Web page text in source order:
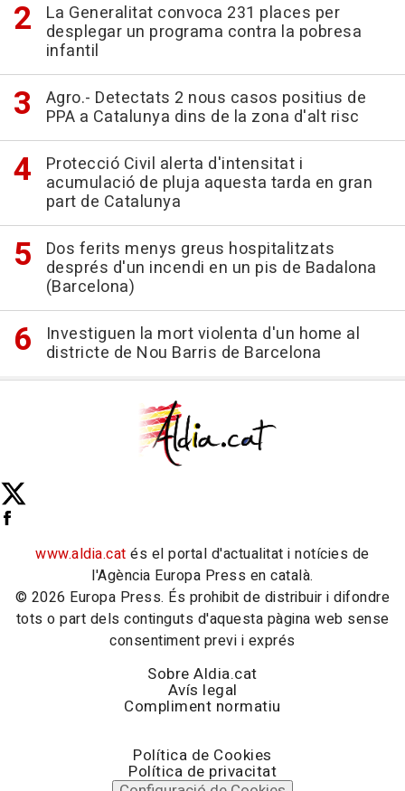
La Generalitat convoca 231 places per
desplegar un programa contra la pobresa
infantil
Agro.- Detectats 2 nous casos positius de
PPA a Catalunya dins de la zona d'alt risc
Protecció Civil alerta d'intensitat i
acumulació de pluja aquesta tarda en gran
part de Catalunya
Dos ferits menys greus hospitalitzats
després d'un incendi en un pis de Badalona
(Barcelona)
Investiguen la mort violenta d'un home al
districte de Nou Barris de Barcelona
www.aldia.cat és el portal d'actualitat i notícies de
l'Agència Europa Press en català.
© 2026 Europa Press. És prohibit de distribuir i difondre
tots o part dels continguts d'aquesta pàgina web sense
consentiment previ i exprés
Sobre Aldia.cat
Avís legal
Compliment normatiu
Política de Cookies
Política de privacitat